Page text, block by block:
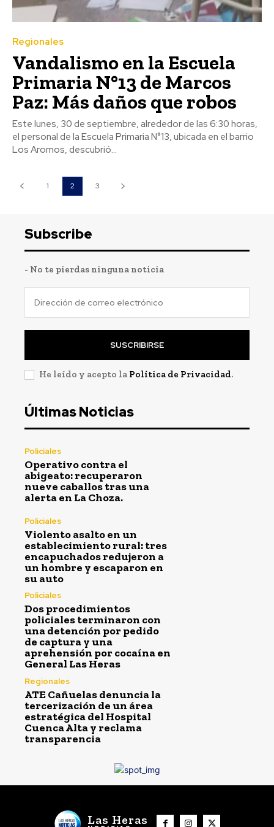
Regionales
Vandalismo en la Escuela
Primaria N°13 de Marcos
Paz: Más daños que robos
Este lunes, 30 de septiembre, alrededor de las 6:30 horas,
el personal de la Escuela Primaria N°13, ubicada en el barrio
Los Aromos, descubrió...
1 2 3
Subscribe
- No te pierdas ninguna noticia
SUSCRIBIRSE
He leído y acepto la Política de Privacidad.
Últimas Noticias
Policiales
Operativo contra el
abigeato: recuperaron
nueve caballos tras una
alerta en La Choza.
Policiales
Violento asalto en un
establecimiento rural: tres
encapuchados redujeron a
un hombre y escaparon en
su auto
Policiales
Dos procedimientos
policiales terminaron con
una detención por pedido
de captura y una
aprehensión por cocaína en
General Las Heras
Regionales
ATE Cañuelas denuncia la
tercerización de un área
estratégica del Hospital
Cuenca Alta y reclama
transparencia
Las Heras